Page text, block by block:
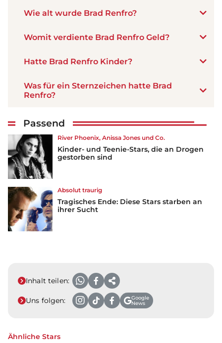
Wie alt wurde Brad Renfro?
Womit verdiente Brad Renfro Geld?
Hatte Brad Renfro Kinder?
Was für ein Sternzeichen hatte Brad
Renfro?
Passend
River Phoenix, Anissa Jones und Co.
Kinder- und Teenie-Stars, die an Drogen
gestorben sind
Absolut traurig
Tragisches Ende: Diese Stars starben an
ihrer Sucht
Inhalt teilen:
Uns folgen:
Google
News
Ähnliche Stars